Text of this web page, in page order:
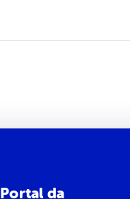
Portal da